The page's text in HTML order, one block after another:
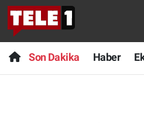
Son Dakika Haber
Anında Manşet
Başka Sohbetler
Son Dakika
Haber
Nöbetçi Eczaneler
Hava Durumu